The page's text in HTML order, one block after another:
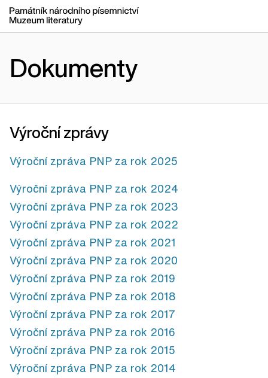
Dokumenty
Výroční zprávy
Výroční zpráva PNP za rok 2025
Výroční zpráva PNP za rok 2024
Výroční zpráva PNP za rok 2023
Výroční zpráva PNP za rok 2022
Výroční zpráva PNP za rok 2021
Výroční zpráva PNP za rok 2020
Výroční zpráva PNP za rok 2019
Výroční zpráva PNP za rok 2018
Výroční zpráva PNP za rok 2017
Výroční zpráva PNP za rok 2016
Výroční zpráva PNP za rok 2015
Výroční zpráva PNP za rok 2014